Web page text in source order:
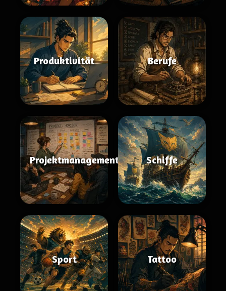
Produktivität Berufe
Projektmanagement Schiffe
Sport Tattoo